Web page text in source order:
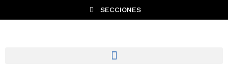
SECCIONES